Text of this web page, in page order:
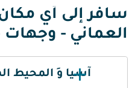
سافر إلى أي
العماني - وجهات
آسيا وَ المحيط